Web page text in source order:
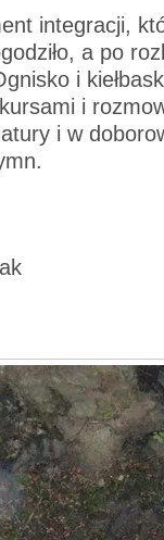
integracji,
a po
i
i
i w